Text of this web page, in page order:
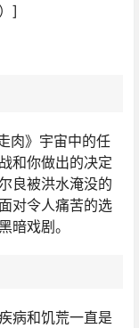
）]
肉》宇宙中的任
和你做出的决定
良被洪水淹没的
对令人痛苦的选
暗戏剧。
病和饥荒一直是